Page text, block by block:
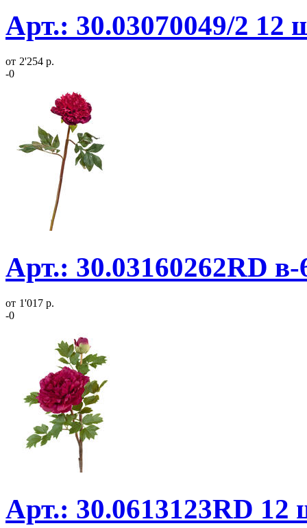
Арт.: 30.03070049/2 12
от 2'254 р.
-0
Арт.: 30.03160262RD
от 1'017 р.
-0
Арт.: 30.0613123RD 12